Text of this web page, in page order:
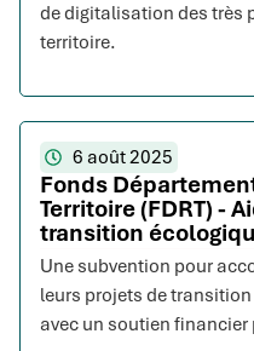
de digitalisation des très
territoire.
6 août 2025
Fonds
Territoire (FDRT) -
transition
Une subvention pour
leurs projets de
avec un soutien